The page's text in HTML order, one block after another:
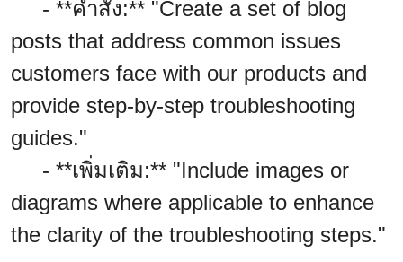
- **คำสั่ง:** "Create a set of blog
posts that address common issues
customers face with our products and
provide step-by-step troubleshooting
guides."
- **เพิ่มเติม:** "Include images or
diagrams where applicable to enhance
the clarity of the troubleshooting steps."